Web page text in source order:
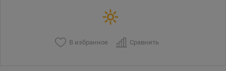
В избранное Сравнить